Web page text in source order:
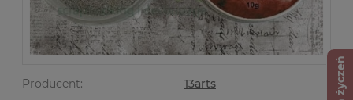
Producent:
13arts